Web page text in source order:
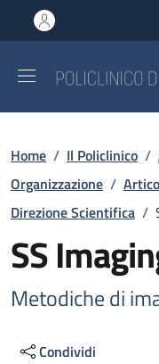
al contenuto
to footer content
Briciole di
Home / Il Policlinico /
Organizzazione /
Direzione Scientifica /
SS
Metodiche di
Condividi